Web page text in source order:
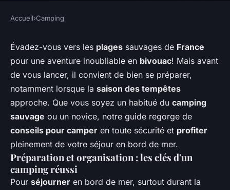
CAMPING
Quels sont les conseils pour
camper en bord de mer durant
la saison des tempêtes?
Noah•4 juillet 2024•5 min de lecture
Accueil›Camping
Évadez-vous vers les plages sauvages de France
pour une aventure inoubliable en bivouac! Mais avant
de vous lancer, il convient de bien se préparer,
notamment lorsque la saison des tempêtes
approche. Que vous soyez un habitué du camping
sauvage ou un novice, notre guide regorge de
conseils pour camper en toute sécurité et profiter
pleinement de votre séjour en bord de mer.
Préparation et organisation : les clés d'un
camping réussi
Pour séjourner en bord de mer, surtout durant la